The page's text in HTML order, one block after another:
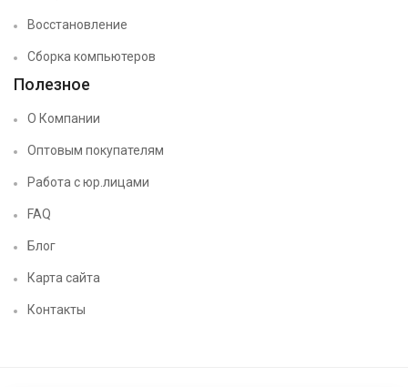
Восстановление
Сборка компьютеров
Полезное
О Компании
Оптовым покупателям
Работа с юр.лицами
FAQ
Блог
Карта сайта
Контакты